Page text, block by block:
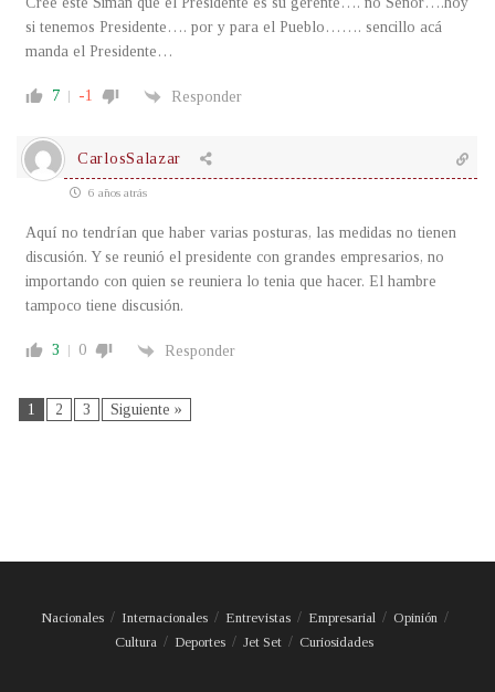
si tenemos Presidente…. por y para el Pueblo……. sencillo acá
manda el Presidente…
7 -1 Responder
CarlosSalazar
6 años atrás
Aquí no tendrían que haber varias posturas, las medidas no tienen
discusión. Y se reunió el presidente con grandes empresarios, no
importando con quien se reuniera lo tenia que hacer. El hambre
tampoco tiene discusión.
3 0 Responder
1 2 3 Siguiente »
Nacionales Internacionales Entrevistas Empresarial
Opinión
Cultura
Deportes Jet Set Curiosidades